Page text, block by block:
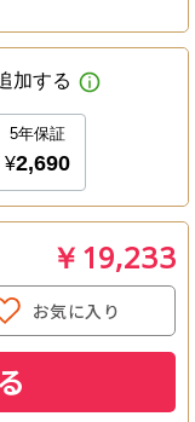
￥19,233
お気に入り